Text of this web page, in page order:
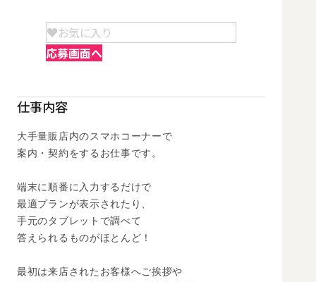
お気に入り
応募画面へ
仕事内容
大手量販店内のスマホコーナーで
案内・契約をするお仕事です。
端末に順番に入力するだけで
最適プランが表示されたり、
手元のタブレットで調べて
答えられるものがほとんど！
最初は来店されたお客様へご挨拶や